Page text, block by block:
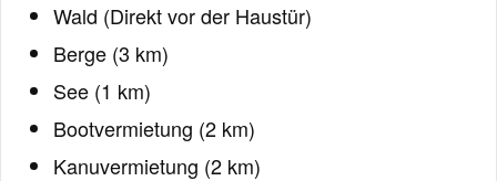
Wald (Direkt vor der Haustür)
Berge (3 km)
See (1 km)
Bootvermietung (2 km)
Kanuvermietung (2 km)